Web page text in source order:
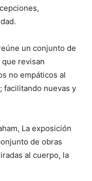
un conjunto de
revisan
no empáticos al
facilitando nuevas y
La exposición
de obras
al cuerpo, la